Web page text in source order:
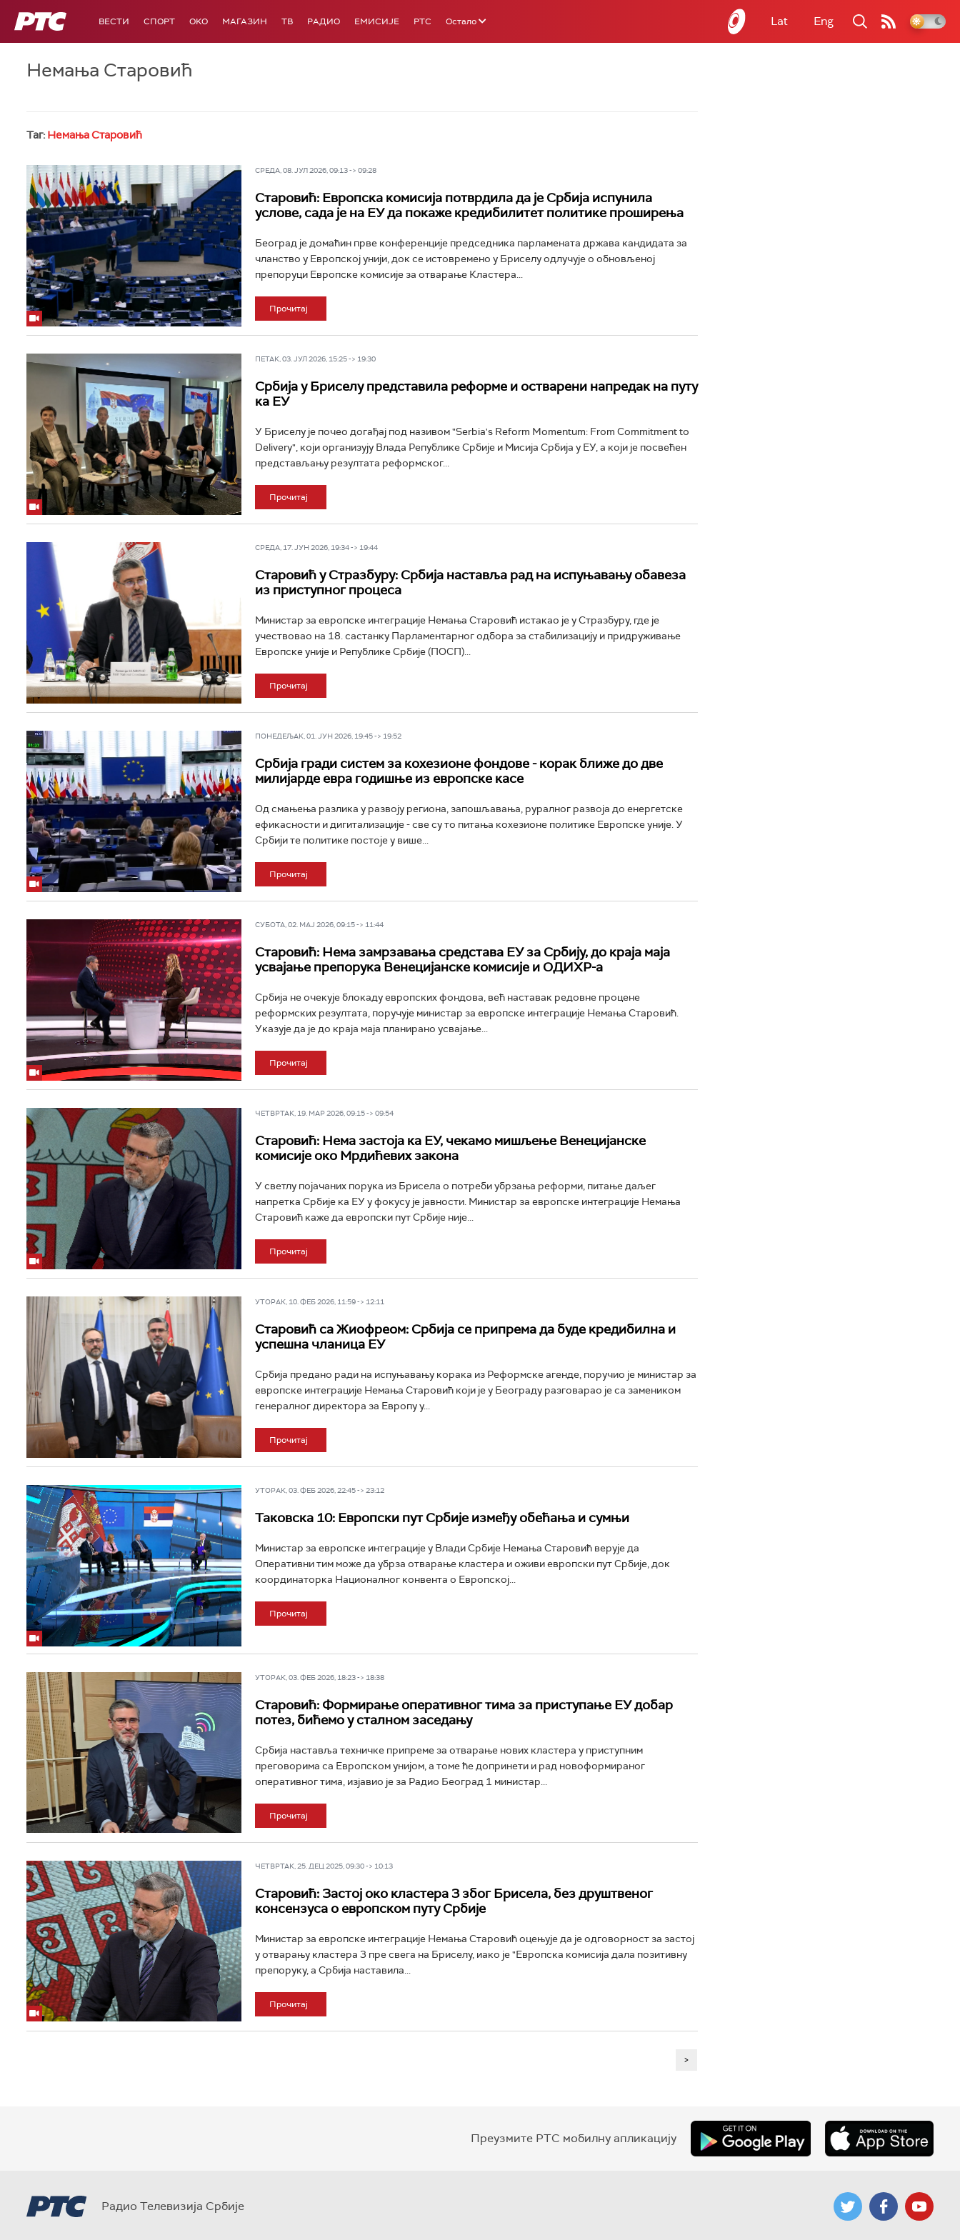
РТС ВЕСТИ СПОРТ OKO МАГАЗИН ТВ РАДИО ЕМИСИЈЕ РТС Остало Lat Eng
Немања Старовић
Таг: Немања Старовић
СРЕДА, 08. ЈУЛ 2026, 09:13 -> 09:28
Старовић: Европска комисија потврдила да је Србија испунила
услове, сада је на ЕУ да покаже кредибилитет политике проширења
Београд је домаћин прве конференције председника парламената држава кандидата за
чланство у Европској унији, док се истовремено у Бриселу одлучује о обновљеној
препоруци Европске комисије за отварање Кластера...
Прочитај
ПЕТАК, 03. ЈУЛ 2026, 15:25 -> 19:30
Србија у Бриселу представила реформе и остварени напредак на путу
ка ЕУ
У Бриселу је почео догађај под називом "Serbia's Reform Momentum: From Commitment to
Delivery", који организују Влада Републике Србије и Мисија Србија у ЕУ, а који је посвећен
представљању резултата реформског...
Прочитај
СРЕДА, 17. ЈУН 2026, 19:34 -> 19:44
Старовић у Стразбуру: Србија наставља рад на испуњавању обавеза
из приступног процеса
Министар за европске интеграције Немања Старовић истакао је у Стразбуру, где је
учествовао на 18. састанку Парламентарног одбора за стабилизацију и придруживање
Европске уније и Републике Србије (ПОСП)...
Прочитај
ПОНЕДЕЉАК, 01. ЈУН 2026, 19:45 -> 19:52
Србија гради систем за кохезионе фондове - корак ближе до две
милијарде евра годишње из европске касе
Од смањења разлика у развоју региона, запошљавања, руралног развоја до енергетске
ефикасности и дигитализације - све су то питања кохезионе политике Европске уније. У
Србији те политике постоје у више...
Прочитај
СУБОТА, 02. МАЈ 2026, 09:15 -> 11:44
Старовић: Нема замрзавања средстава ЕУ за Србију, до краја маја
усвајање препорука Венецијанске комисије и ОДИХР-а
Србија не очекује блокаду европских фондова, већ наставак редовне процене
реформских резултата, поручује министaр за европске интеграције Немањa Старовић.
Указује да је до краја маја планирано усвајање...
Прочитај
ЧЕТВРТАК, 19. МАР 2026, 09:15 -> 09:54
Старовић: Нема застоја ка ЕУ, чекамо мишљење Венецијанске
комисије око Мрдићевих закона
У светлу појачаних порука из Брисела о потреби убрзања реформи, питање даљег
напретка Србије ка ЕУ у фокусу је јавности. Министар за европске интеграције Немања
Старовић каже да европски пут Србије није...
Прочитај
УТОРАК, 10. ФЕБ 2026, 11:59 -> 12:11
Старовић са Жиофреом: Србија се припрема да буде кредибилна и
успешна чланица ЕУ
Србија предано ради на испуњавању корака из Реформске агенде, поручио је министар за
европске интеграције Немања Старовић који је у Београду разговарао је са замеником
генералног директора за Европу у...
Прочитај
УТОРАК, 03. ФЕБ 2026, 22:45 -> 23:12
Таковска 10: Европски пут Србије између обећања и сумњи
Министар за европске интеграције у Влади Србије Немања Старовић верује да
Оперативни тим може да убрза отварање кластера и оживи европски пут Србије, док
координаторка Националног конвента о Европској...
Прочитај
УТОРАК, 03. ФЕБ 2026, 18:23 -> 18:38
Старовић: Формирање оперативног тима за приступање ЕУ добар
потез, бићемо у сталном заседању
Србија наставља техничке припреме за отварање нових кластера у приступним
преговорима са Европском унијом, а томе ће допринети и рад новоформираног
оперативног тима, изјавио је за Радио Београд 1 министар...
Прочитај
ЧЕТВРТАК, 25. ДЕЦ 2025, 09:30 -> 10:13
Старовић: Застој око кластера 3 због Брисела, без друштвеног
консензуса о европском путу Србије
Министар за европске интеграције Немања Старовић оцењује да је одговорност за застој
у отварању кластера 3 пре свега на Бриселу, иако је "Европска комисија дала позитивну
препоруку, а Србија наставила...
Прочитај
>
Преузмите РТС мобилну апликацију
Радио Телевизија Србије